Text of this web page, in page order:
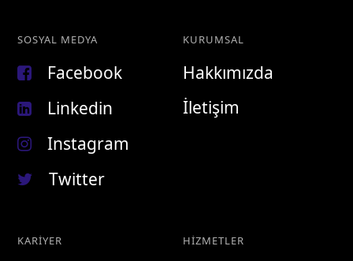
SOSYAL MEDYA
Facebook
Linkedin
Instagram
Twitter
KURUMSAL
Hakkımızda
İletişim
KARIYER HIZMETLER